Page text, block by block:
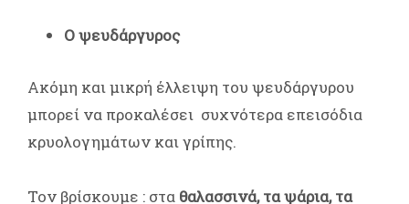
Ο ψευδάργυρος
Ακόμη και μικρή έλλειψη του ψευδάργυρου
μπορεί να προκαλέσει συχνότερα επεισόδια
κρυολογημάτων και γρίπης.
Τον βρίσκουμε : στα θαλασσινά, τα ψάρια, τα